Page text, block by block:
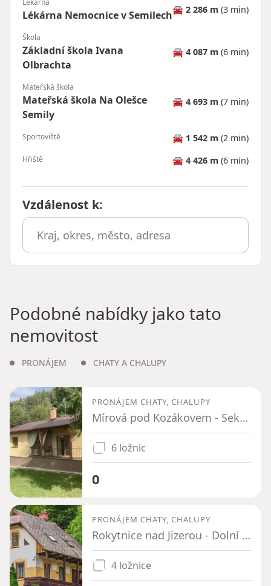
Lékárna Nemocnice v Semilech🚘 2 286 m (3 min)
Škola
Základní škola Ivana
Olbrachta
🚘 4 087 m (6 min)
Mateřská škola
Mateřská škola Na Olešce
Semily
🚘 4 693 m (7 min)
Sportoviště 🚘 1 542 m (2 min)
Hřiště 🚘 4 426 m (6 min)
Vzdálenost k:
Podobné nabídky jako tato
nemovitost
PRONÁJEM CHATY A CHALUPY
PRONÁJEM CHATY, CHALUPY
Mírová pod Kozákovem - Sekerkovy Loučky, Liberecký kraj
6 ložnic
0
PRONÁJEM CHATY, CHALUPY
Rokytnice nad Jizerou - Dolní Rokytnice, Liberecký kraj
4 ložnice